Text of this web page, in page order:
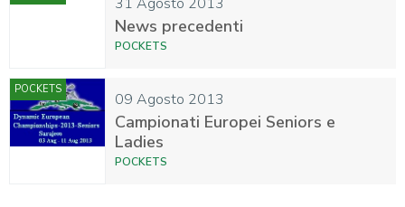
News precedenti
POCKETS
09 Agosto 2013
POCKETS
Campionati Europei Seniors e
Ladies
POCKETS